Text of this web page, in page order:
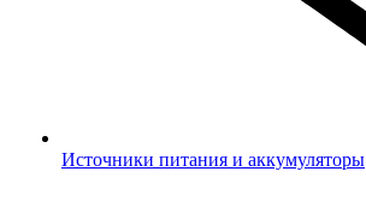
Источники питания и аккумуляторы